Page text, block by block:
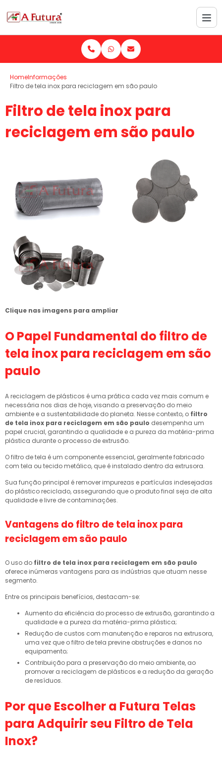
HomeInformações
Filtro de tela inox para reciclagem em são paulo
Filtro de tela inox para
reciclagem em são paulo
Clique nas imagens para ampliar
O Papel Fundamental do filtro de
tela inox para reciclagem em são
paulo
A reciclagem de plásticos é uma prática cada vez mais comum e
necessária nos dias de hoje, visando a preservação do meio
ambiente e a sustentabilidade do planeta. Nesse contexto, o filtro
de tela inox para reciclagem em são paulo desempenha um
papel crucial, garantindo a qualidade e a pureza da matéria-prima
plástica durante o processo de extrusão.
O filtro de tela é um componente essencial, geralmente fabricado
com tela ou tecido metálico, que é instalado dentro da extrusora.
Sua função principal é remover impurezas e partículas indesejadas
do plástico reciclado, assegurando que o produto final seja de alta
qualidade e livre de contaminações.
Vantagens do filtro de tela inox para
reciclagem em são paulo
O uso do filtro de tela inox para reciclagem em são paulo
oferece inúmeras vantagens para as indústrias que atuam nesse
segmento.
Entre os principais benefícios, destacam-se:
Aumento da eficiência do processo de extrusão, garantindo a
qualidade e a pureza da matéria-prima plástica;
Redução de custos com manutenção e reparos na extrusora,
uma vez que o filtro de tela previne obstruções e danos no
equipamento;
Contribuição para a preservação do meio ambiente, ao
promover a reciclagem de plásticos e a redução da geração
de resíduos.
Por que Escolher a Futura Telas
para Adquirir seu Filtro de Tela
Inox?